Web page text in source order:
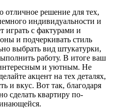
отличное решение для тех,
индивидуальности и
играть с фактурами и
и подчеркивать стиль
выбрать вид штукатурки,
работу. В итоге ваш
и уютным. Не
акцент на тех деталях,
и вкус. Вот так, благодаря
сделать квартиру по-